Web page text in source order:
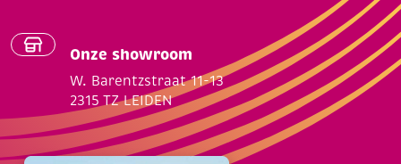
Onze showroom
W. Barentzstraat 11-13
2315 TZ LEIDEN